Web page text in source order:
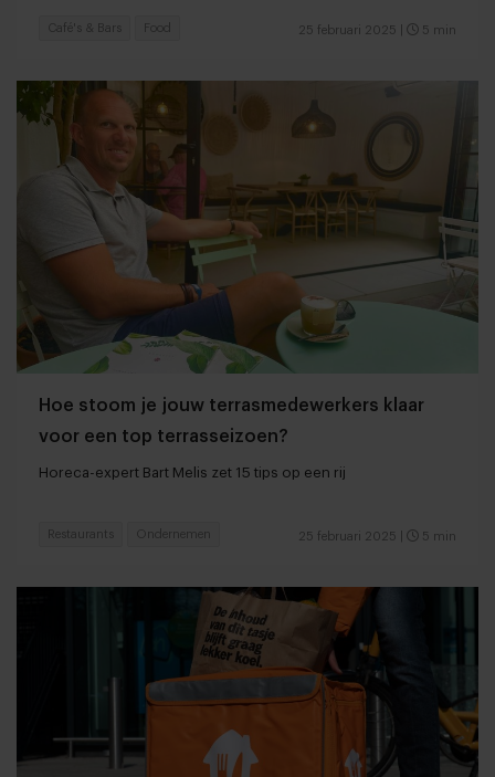
25 februari 2025 5 min
Café's & Bars Food
Hoe stoom je jouw terrasmedewerkers klaar
voor een top terrasseizoen?
Horeca-expert Bart Melis zet 15 tips op een rij
25 februari 2025 5 min
Restaurants Ondernemen